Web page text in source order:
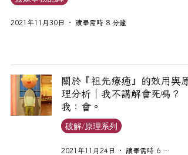
2021年11月30日 讀畢需時 8 分鐘
關於『祖先療癒』的效用與原
理分析｜我不講解會死嗎？
我：會。
破解/原理系列
2021年11月24日 讀畢需時 6 分鐘